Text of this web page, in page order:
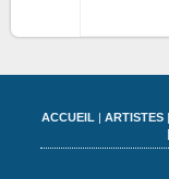
ACCUEIL | ARTISTES|
|